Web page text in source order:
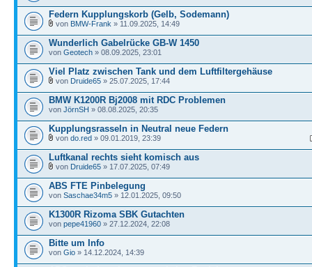
Federn Kupplungskorb (Gelb, Sodemann)
von BMW-Frank » 11.09.2025, 14:49
Wunderlich Gabelrücke GB-W 1450
von Geotech » 08.09.2025, 23:01
Viel Platz zwischen Tank und dem Luftfiltergehäuse
von Druide65 » 25.07.2025, 17:44
BMW K1200R Bj2008 mit RDC Problemen
von JörnSH » 08.08.2025, 20:35
Kupplungsrasseln in Neutral neue Federn
von do.red » 09.01.2019, 23:39
Luftkanal rechts sieht komisch aus
von Druide65 » 17.07.2025, 07:49
ABS FTE Pinbelegung
von Saschae34m5 » 12.01.2025, 09:50
K1300R Rizoma SBK Gutachten
von pepe41960 » 27.12.2024, 22:08
Bitte um Info
von Gio » 14.12.2024, 14:39